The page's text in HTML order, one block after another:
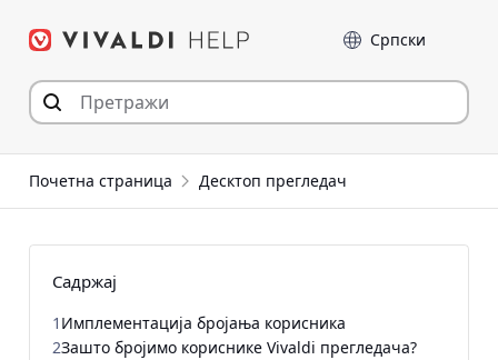
Језик
Почетна страница Десктоп прегледач
Садржај
1 Имплементација бројања корисника
2Зашто бројимо кориснике Vivaldi прегледача?